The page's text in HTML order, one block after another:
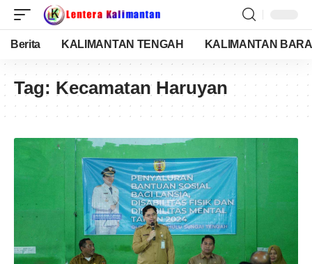
Berita KALIMANTAN TENGAH KALIMANTAN
Tag: Kecamatan Haruyan